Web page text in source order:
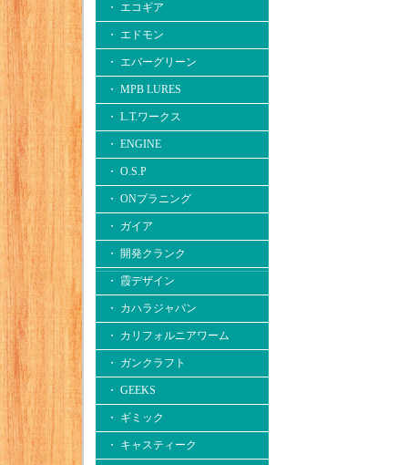
・ エコギア
・ エドモン
・ エバーグリーン
・ MPB LURES
・ L.T.ワークス
・ ENGINE
・ O.S.P
・ ONプラニング
・ ガイア
・ 開発クランク
・ 霞デザイン
・ カハラジャパン
・ カリフォルニアワーム
・ ガンクラフト
・ GEEKS
・ ギミック
・ キャスティーク